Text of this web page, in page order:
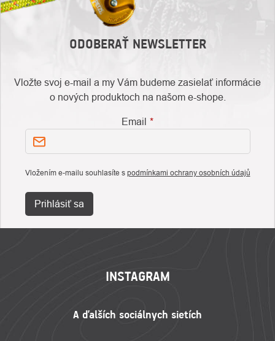
ODOBERAŤ NEWSLETTER
Vložte svoj e-mail a my Vám budeme zasielať informácie
o nových produktoch na našom e-shope.
Email
Vložením e-mailu souhlasíte s podmínkami ochrany osobních údajů
Prihlásiť sa
INSTAGRAM